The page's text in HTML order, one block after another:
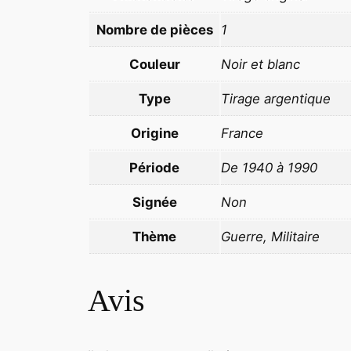
Nombre de pièces 1
Couleur Noir et blanc
Type Tirage argentique
Origine France
Période De 1940 à 1990
Signée Non
Thème Guerre, Militaire
Avis